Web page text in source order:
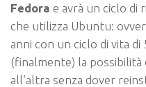
Fedora e avrà un ciclo di
che utilizza Ubuntu:
anni con un ciclo di vita di
(finalmente) la possibilità
all’altra senza dover